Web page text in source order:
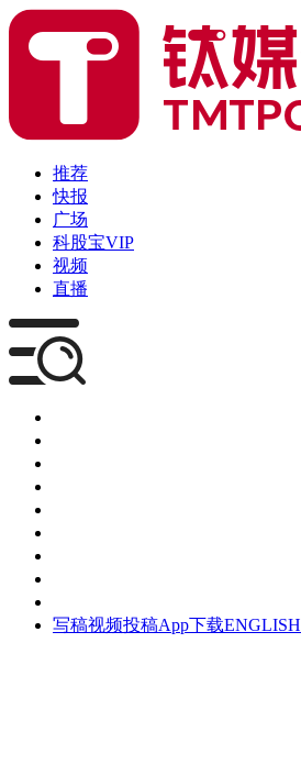
推荐
快报
广场
科股宝VIP
视频
直播
写稿视频投稿App下载ENGLISH